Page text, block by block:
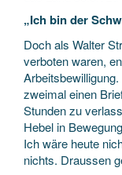
„Ich bin der
Doch als Walter
verboten waren,
zweimal einen
Stunden zu
Hebel in
Ich wäre heute
nichts. Draussen